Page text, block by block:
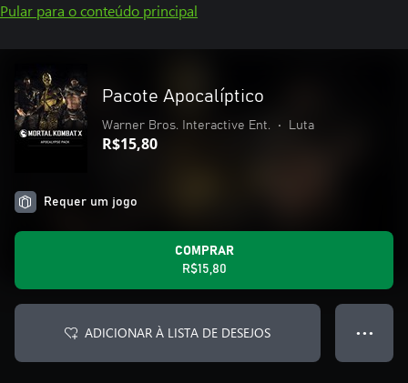
Pular para o conteúdo principal
Pacote Apocalíptico
Warner Bros. Interactive Ent. • Luta
R$15,80
Requer um jogo
COMPRAR
R$15,80
ADICIONAR À LISTA DE DESEJOS ● ● ●